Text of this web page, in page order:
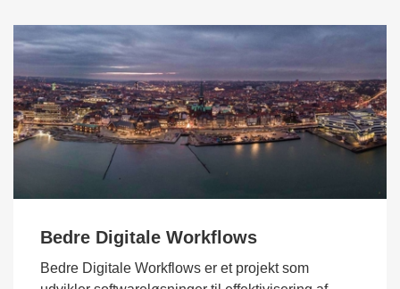
Bedre Digitale Workflows
Bedre Digitale Workflows er et projekt som